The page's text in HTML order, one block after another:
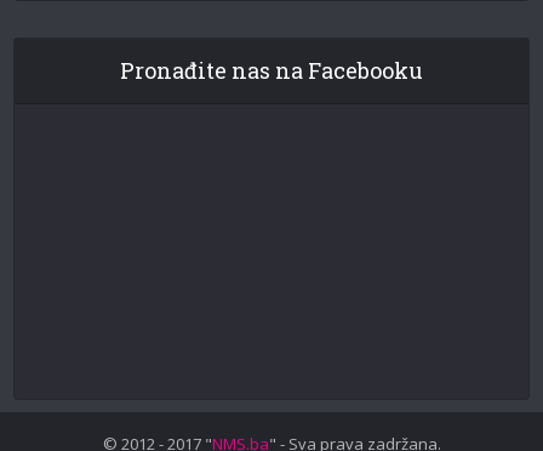
Pronađite nas na Facebooku
© 2012 - 2017 "NMS.ba" - Sva prava zadržana.